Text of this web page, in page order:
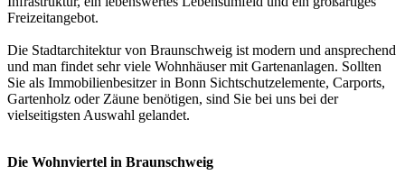
Freizeitangebot.
Die Stadtarchitektur von Braunschweig ist modern und ansprechend
und man findet sehr viele Wohnhäuser mit Gartenanlagen. Sollten
Sie als Immobilienbesitzer in Bonn Sichtschutzelemente, Carports,
Gartenholz oder Zäune benötigen, sind Sie bei uns bei der
vielseitigsten Auswahl gelandet.
Die Wohnviertel in Braunschweig